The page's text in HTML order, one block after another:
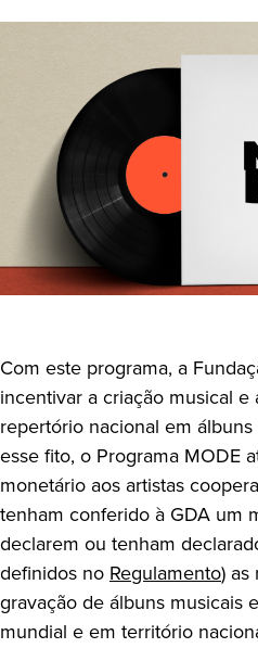
Com este programa, a
incentivar a criação musical
repertório nacional em
esse fito, o Programa MODE
monetário aos artistas
tenham conferido à GDA um
declarem ou tenham
definidos noRegulamento) as
gravação de álbuns musicais
mundial e em território